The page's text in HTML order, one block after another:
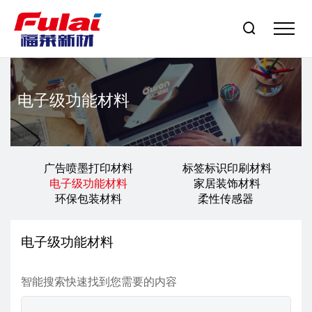

电子级功能材料
广告喷墨打印材料
标签标识印刷材料
电子级功能材料
家居装饰材料
环保包装材料
柔性传感器
电子级功能材料
智能搜索快速找到您需要的内容